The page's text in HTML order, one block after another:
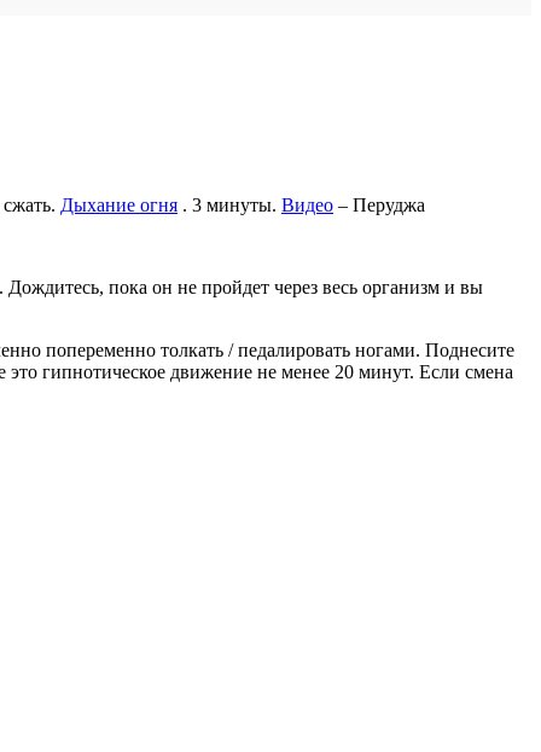
Дыхание огня . 3 минуты. Видео – Перуджа
пока он не пройдет через весь организм и вы
попеременно толкать / педалировать ногами. Поднесите
гипнотическое движение не менее 20 минут. Если смена